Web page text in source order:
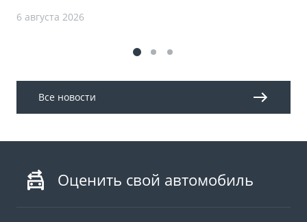
6 августа 2026
Все новости
Оценить свой автомобиль